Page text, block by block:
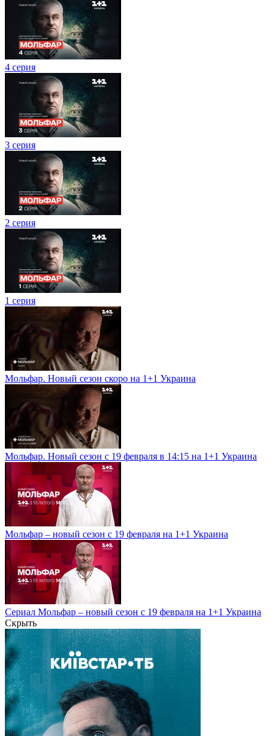
4 серия
3 серия
2 серия
1 серия
Мольфар. Новый сезон скоро на 1+1 Украина
Мольфар. Новый сезон с 19 февраля в 14:15 на 1+1 Украина
Мольфар – новый сезон с 19 февраля на 1+1 Украина
Сериал Мольфар – новый сезон с 19 февраля на 1+1 Украина
Скрыть